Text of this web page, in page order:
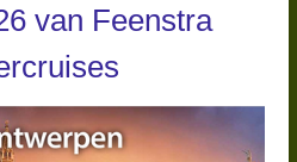
van Feenstra